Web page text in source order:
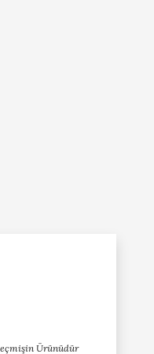
Ürünüdür